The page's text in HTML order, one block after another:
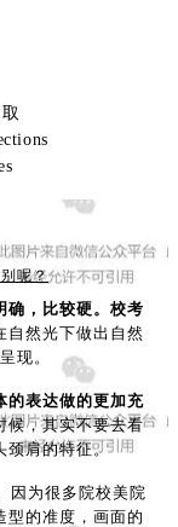
呢？
确，比较硬。校考
自然光下做出自然
现。
的表达做的更加充
候，其实不要去看
颈肩的特征。
因为很多院校美院
型的准度，画面的